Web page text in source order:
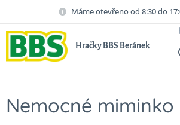
Máme otevřeno od 8:30 do
Hračky BBS Beránek
Nemocné miminko